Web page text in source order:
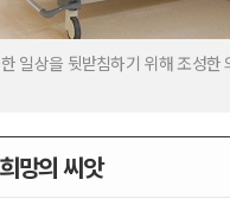
일상을 뒷받침하기 위해 조성한
망의 씨앗